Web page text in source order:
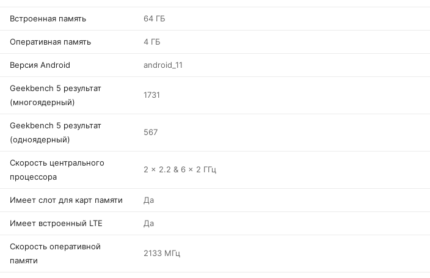
Встроенная память 64 ГБ
Оперативная память 4 ГБ
Версия Android android_11
Geekbench 5 результат
(многоядерный)
1731
Geekbench 5 результат
(одноядерный)
567
Скорость центрального
процессора
2 x 2.2 & 6 x 2 ГГц
Имеет слот для карт памяти Да
Имеет встроенный LTE Да
Скорость оперативной
памяти
2133 МГц